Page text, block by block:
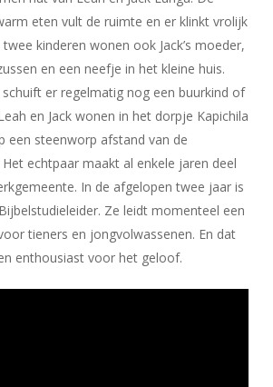
eten vult de ruimte en er klinkt vrolijk
kinderen wonen ook Jack’s moeder,
en een neefje in het kleine huis.
er regelmatig nog een buurkind of
en Jack wonen in het dorpje Kapichila
een steenworp afstand van de
echtpaar maakt al enkele jaren deel
In de afgelopen twee jaar is
Ze leidt momenteel een
tieners en jongvolwassenen. En dat
enthousiast voor het geloof.